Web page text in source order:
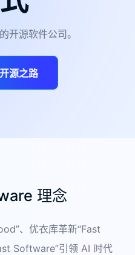
开源软件公司。
源之路
理念
、优衣库革新“Fast
Software”引领 AI 时代